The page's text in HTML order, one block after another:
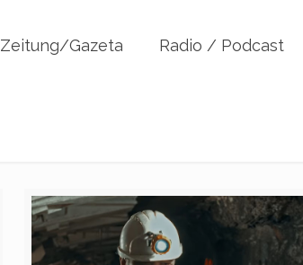
Zeitung/Gazeta Radio / Podcast